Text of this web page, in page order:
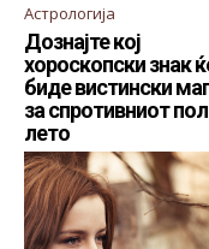
Астрологија
Дознајте кој
хороскопски знак
биде вистински
за спротивниот
лето